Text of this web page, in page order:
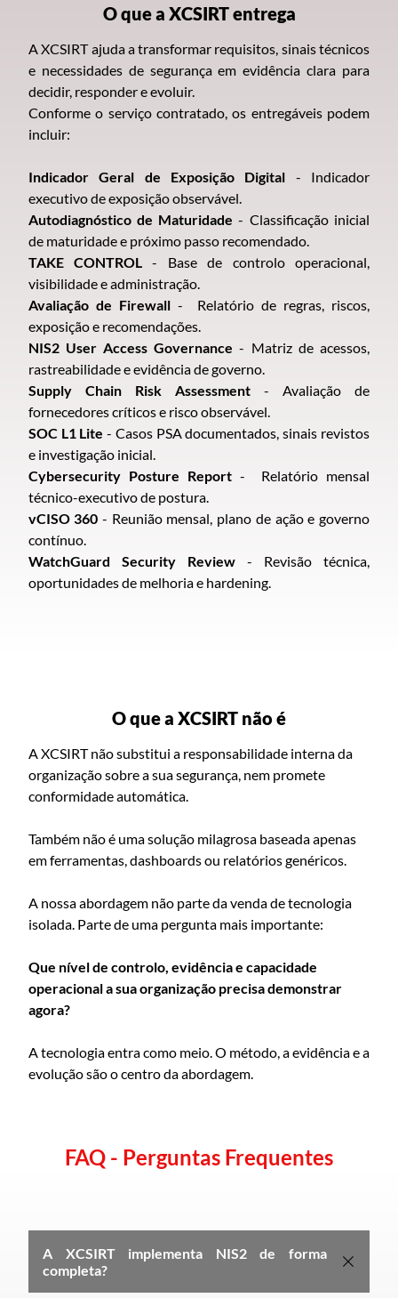
O que a XCSIRT entrega
A XCSIRT ajuda a transformar requisitos, sinais técnicos
e necessidades de segurança em evidência clara para
decidir, responder e evoluir.
Conforme o serviço contratado, os entregáveis podem
incluir:
Indicador Geral de Exposição Digital - Indicador
executivo de exposição observável.
Autodiagnóstico de Maturidade - Classificação inicial
de maturidade e próximo passo recomendado.
TAKE CONTROL - Base de controlo operacional,
visibilidade e administração.
Avaliação de Firewall - Relatório de regras, riscos,
exposição e recomendações.
NIS2 User Access Governance - Matriz de acessos,
rastreabilidade e evidência de governo.
Supply Chain Risk Assessment
- Avaliação de
fornecedores críticos e risco observável.
SOC L1 Lite - Casos PSA documentados, sinais revistos
e investigação inicial.
Cybersecurity Posture Report - Relatório mensal
técnico-executivo de postura.
vCISO 360 - Reunião mensal, plano de ação e governo
contínuo.
WatchGuard Security Review - Revisão técnica,
oportunidades de melhoria e hardening.
O que a XCSIRT não é
A XCSIRT não substitui a responsabilidade interna da
organização sobre a sua segurança, nem promete
conformidade automática.
Também não é uma solução milagrosa baseada apenas
em ferramentas, dashboards ou relatórios genéricos.
A nossa abordagem não parte da venda de tecnologia
isolada. Parte de uma pergunta mais importante:
Que nível de controlo, evidência e capacidade
operacional a sua organização precisa demonstrar
agora?
A tecnologia entra como meio. O método, a evidência e a
evolução são o centro da abordagem.
FAQ - Perguntas Frequentes
A XCSIRT implementa NIS2 de forma
completa?